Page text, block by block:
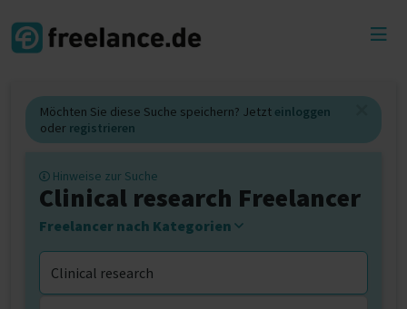
Möchten Sie diese Suche speichern? Jetzt einloggen
oder registrieren
Hinweise zur Suche
Clinical research Freelancer
Freelancer nach Kategorien